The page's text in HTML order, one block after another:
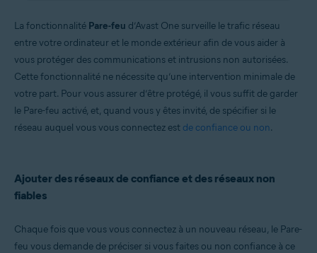
Apple macOS 12.x (Monterey)
Apple macOS 11.x (Big Sur)
Apple macOS 10.15.x (Catalina)
Apple macOS 10.13.x (High Sierra)
La fonctionnalité Pare-feu d’Avast One surveille le trafic réseau
entre votre ordinateur et le monde extérieur afin de vous aider à
vous protéger des communications et intrusions non autorisées.
Cette fonctionnalité ne nécessite qu’une intervention minimale de
votre part. Pour vous assurer d’être protégé, il vous suffit de garder
le Pare-feu activé, et, quand vous y êtes invité, de spécifier si le
réseau auquel vous vous connectez est de confiance ou non.
Ajouter des réseaux de confiance et des réseaux non
fiables
Chaque fois que vous vous connectez à un nouveau réseau, le Pare-
feu vous demande de préciser si vous faites ou non confiance à ce